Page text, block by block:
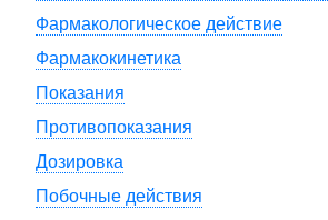
Фармакологическое действие
Фармакокинетика
Показания
Противопоказания
Дозировка
Побочные действия